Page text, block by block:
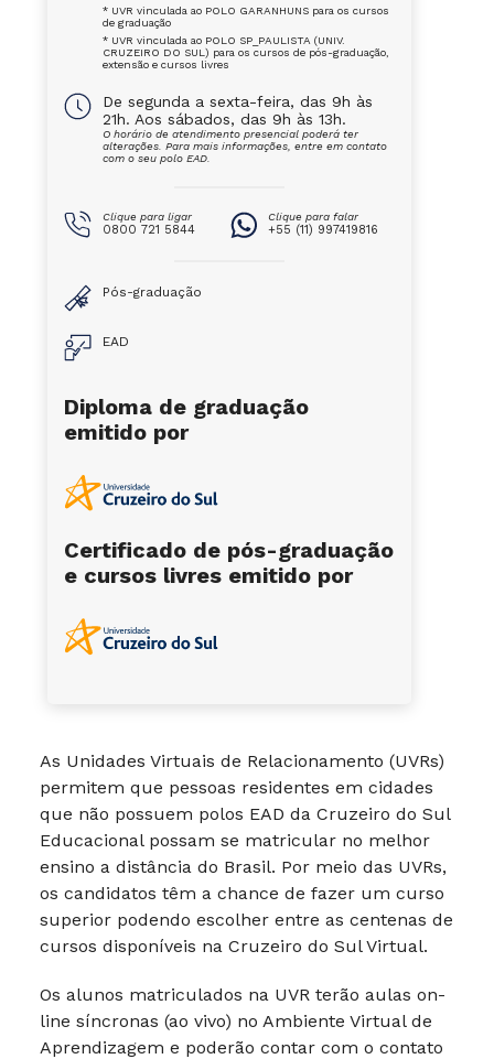
As Unidades Virtuais de Relacionamento (UVRs)
permitem que pessoas residentes em cidades
que não possuem polos EAD da Cruzeiro do Sul
Educacional possam se matricular no melhor
ensino a distância do Brasil. Por meio das UVRs,
os candidatos têm a chance de fazer um curso
superior podendo escolher entre as centenas de
cursos disponíveis na Cruzeiro do Sul Virtual.
Os alunos matriculados na UVR terão aulas on-
line síncronas (ao vivo) no Ambiente Virtual de
Aprendizagem e poderão contar com o contato
* UVR vinculada ao POLO GARANHUNS para os cursos
de graduação
* UVR vinculada ao POLO SP_PAULISTA (UNIV.
CRUZEIRO DO SUL) para os cursos de pós-graduação,
extensão e cursos livres
De segunda a sexta-feira, das 9h às
21h. Aos sábados, das 9h às 13h.
O horário de atendimento presencial poderá ter
alterações. Para mais informações, entre em contato
com o seu polo EAD.
Clique para ligar
0800 721 5844
Clique para falar
+55 (11) 997419816
Pós-graduação
EAD
Diploma de graduação
emitido por
Certificado de pós-graduação
e cursos livres emitido por